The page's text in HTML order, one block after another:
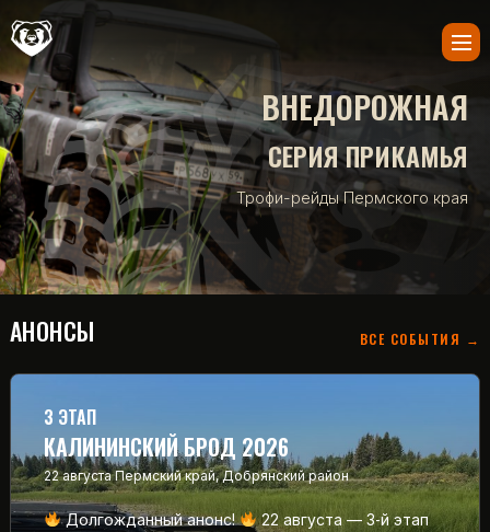
ВНЕДОРОЖНАЯ
СЕРИЯ ПРИКАМЬЯ
Трофи-рейды Пермского края
АНОНСЫ ВСЕ СОБЫТИЯ →
3 ЭТАП
КАЛИНИНСКИЙ БРОД 2026
22 августа Пермский край, Добрянский район
Долгожданный анонс!
22 августа — 3‑й этап